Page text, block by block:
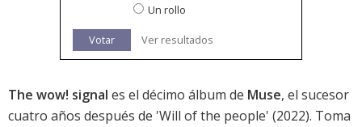
Un rollo
Votar Ver resultados
The wow! signal es el décimo álbum de Muse, el sucesor
cuatro años después de 'Will of the people' (2022). Toma